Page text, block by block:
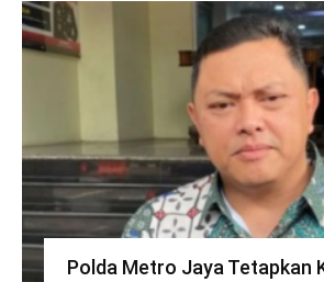
Polda Metro Jaya Tetapkan